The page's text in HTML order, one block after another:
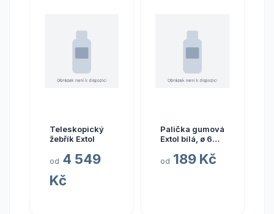
Teleskopický
žebřík Extol
od 4 549
Kč
Palička gumová
Extol bílá, ø 60
od 189 Kč